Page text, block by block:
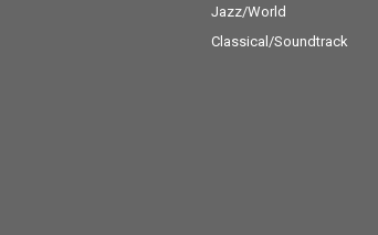
Jazz/World
Classical/Soundtrack